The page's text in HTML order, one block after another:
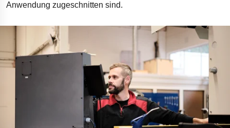
Anwendung zugeschnitten sind.